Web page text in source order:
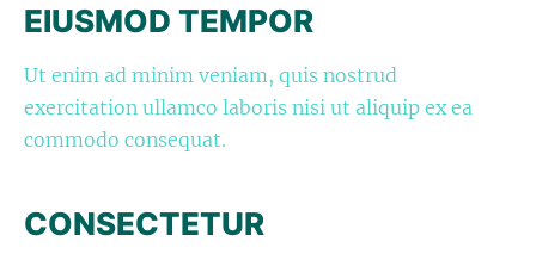
EIUSMOD TEMPOR
Ut enim ad minim veniam, quis nostrud
exercitation ullamco laboris nisi ut aliquip ex ea
commodo consequat.
CONSECTETUR